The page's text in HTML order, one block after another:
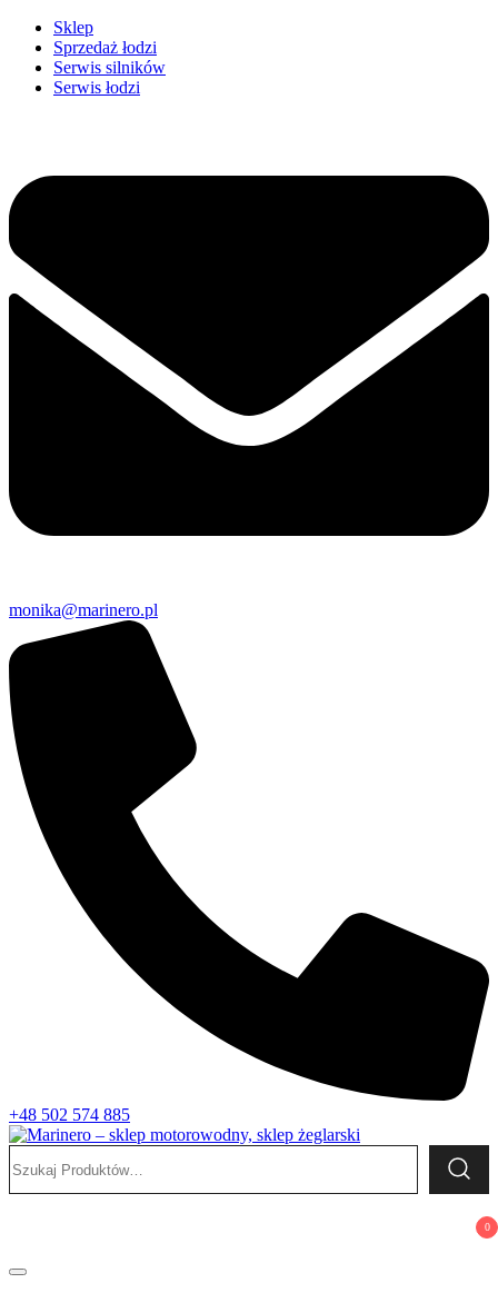
Przejdź
treści
Sklep
Sprzedaż łodzi
Serwis silników
Serwis łodzi
monika@marinero.pl
+48 502 574 885
Marinero – sklep motorowodny, sklep żeglarski
Sklep motorowodny, Sklep żeglarski, części do silników,
wyposażenie łodzi motorowych, elektronika morska
0